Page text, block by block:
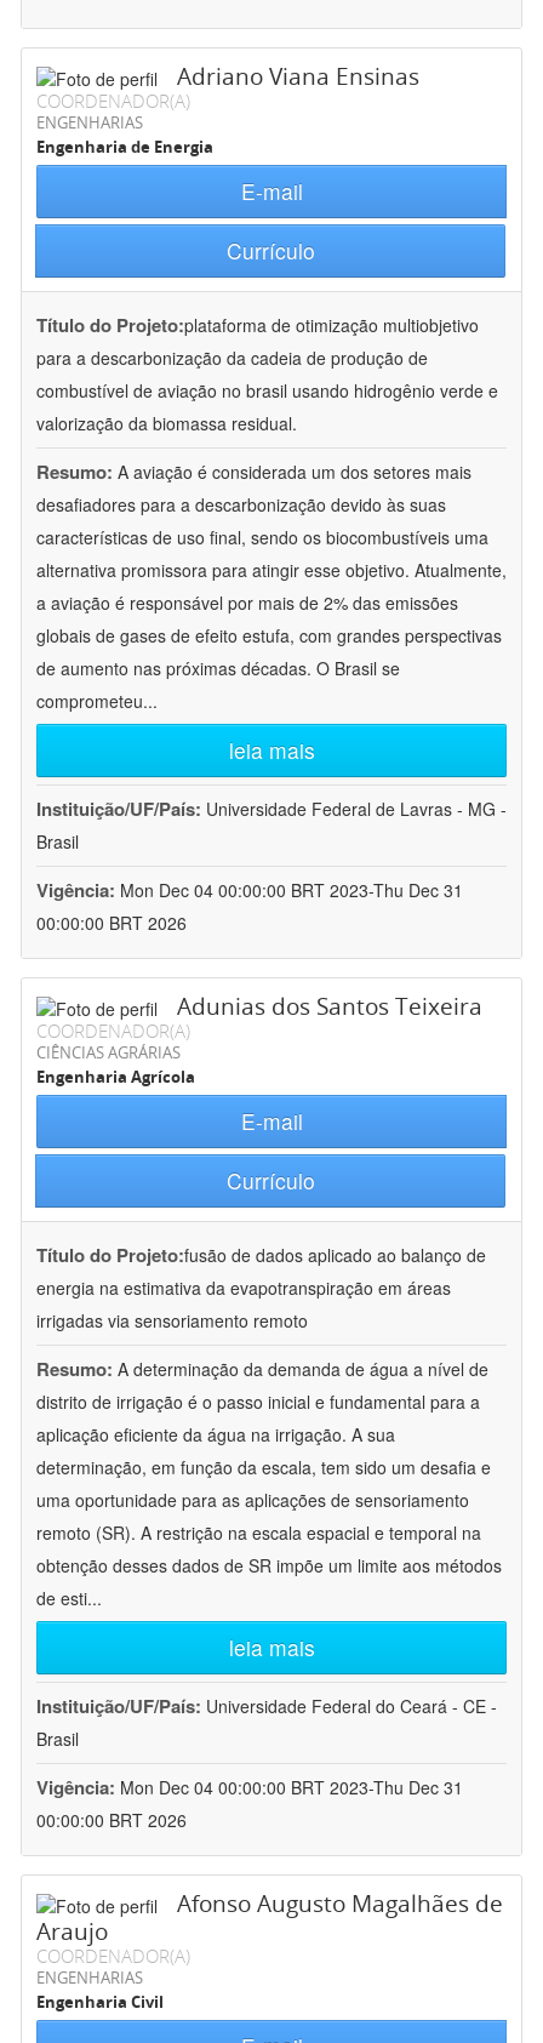
Adriano Viana Ensinas
COORDENADOR(A)
ENGENHARIAS
Engenharia de Energia
E-mail
Currículo
Título do Projeto:plataforma de otimização multiobjetivo
para a descarbonização da cadeia de produção de
combustível de aviação no brasil usando hidrogênio verde e
valorização da biomassa residual.
Resumo: A aviação é considerada um dos setores mais
desafiadores para a descarbonização devido às suas
características de uso final, sendo os biocombustíveis uma
alternativa promissora para atingir esse objetivo. Atualmente,
a aviação é responsável por mais de 2% das emissões
globais de gases de efeito estufa, com grandes perspectivas
de aumento nas próximas décadas. O Brasil se
comprometeu...
leia mais
Instituição/UF/País: Universidade Federal de Lavras - MG -
Brasil
Vigência: Mon Dec 04 00:00:00 BRT 2023-Thu Dec 31
00:00:00 BRT 2026
Adunias dos Santos Teixeira
COORDENADOR(A)
CIÊNCIAS AGRÁRIAS
Engenharia Agrícola
E-mail
Currículo
Título do Projeto:fusão de dados aplicado ao balanço de
energia na estimativa da evapotranspiração em áreas
irrigadas via sensoriamento remoto
Resumo: A determinação da demanda de água a nível de
distrito de irrigação é o passo inicial e fundamental para a
aplicação eficiente da água na irrigação. A sua
determinação, em função da escala, tem sido um desafia e
uma oportunidade para as aplicações de sensoriamento
remoto (SR). A restrição na escala espacial e temporal na
obtenção desses dados de SR impõe um limite aos métodos
de esti...
leia mais
Instituição/UF/País: Universidade Federal do Ceará - CE -
Brasil
Vigência: Mon Dec 04 00:00:00 BRT 2023-Thu Dec 31
00:00:00 BRT 2026
Afonso Augusto Magalhães de
Araujo
COORDENADOR(A)
ENGENHARIAS
Engenharia Civil